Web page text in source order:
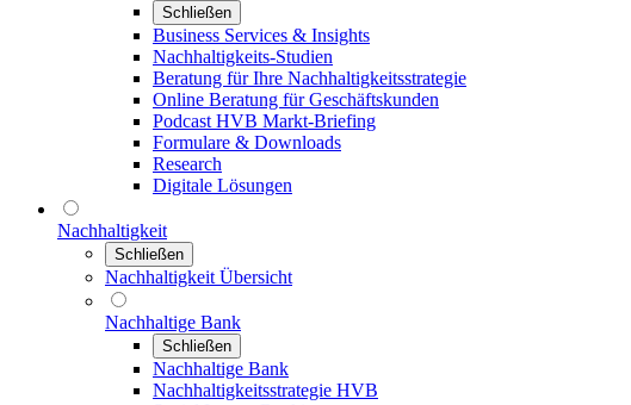
Schließen
Business Services & Insights
Nachhaltigkeits-Studien
Beratung für Ihre Nachhaltigkeitsstrategie
Online Beratung für Geschäftskunden
Podcast HVB Markt-Briefing
Formulare & Downloads
Research
Digitale Lösungen
Nachhaltigkeit
Schließen
Nachhaltigkeit Übersicht
Nachhaltige Bank
Schließen
Nachhaltige Bank
Nachhaltigkeitsstrategie HVB